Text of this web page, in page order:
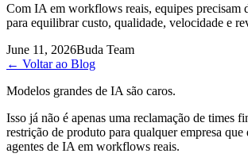
Com IA em workflows reais, equipes precisam
para equilibrar custo, qualidade, velocidade e
June 11, 2026Buda Team
← Voltar ao Blog
Modelos grandes de IA são caros.
Isso já não é apenas uma reclamação de times
restrição de produto para qualquer empresa
agentes de IA em workflows reais.